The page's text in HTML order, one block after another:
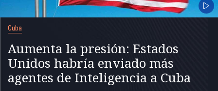
Cuba
Aumenta la presión: Estados
Unidos habría enviado más
agentes de Inteligencia a Cuba